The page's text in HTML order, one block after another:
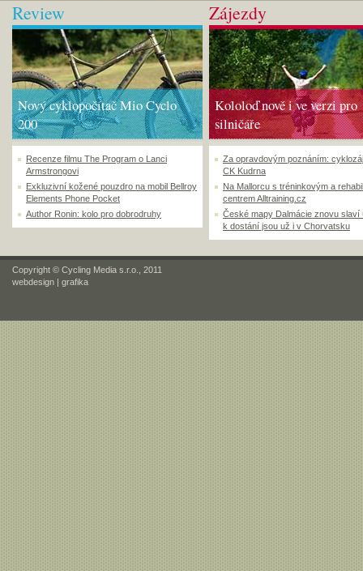
Review
Nový cyklopočítač Mio Cyclo
200
Recenze filmu The Program o Lanci
Armstrongovi
Exkluzivní kožené pouzdro na mobil Bellroy
Elements Phone Pocket
Author Ronin: kolo pro dobrodruhy
Zájezdy
Kololoď nově i ve verzi pro
silničáře
Za opravdovým poznáním:
CK Kudrna
Na Mallorcu s tréninkovým a
centrem Alltraining.cz
České mapy Dalmácie znovu slaví
k dostání jsou už i v Chorvatsku
Copyright © Cycling Media s.r.o., 2011
webdesign | grafika